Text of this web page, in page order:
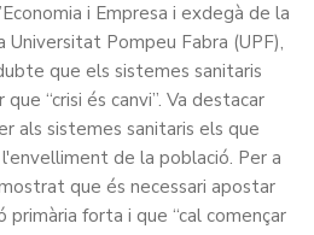
i Empresa i exdegà de la
Universitat Pompeu Fabra (UPF),
que els sistemes sanitaris
“crisi és canvi”. Va destacar
als sistemes sanitaris els que
de la població. Per a
que és necessari apostar
forta i que “cal començar